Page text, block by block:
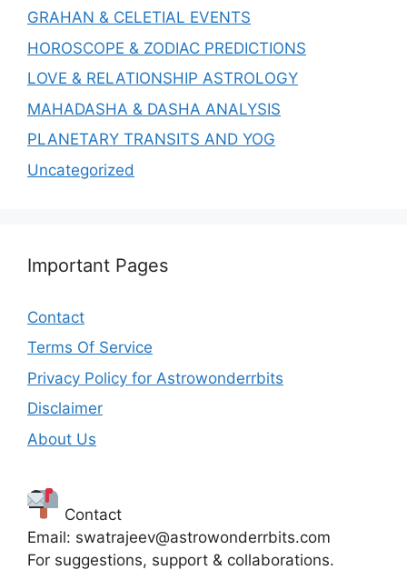
GRAHAN & CELETIAL EVENTS
HOROSCOPE & ZODIAC PREDICTIONS
LOVE & RELATIONSHIP ASTROLOGY
MAHADASHA & DASHA ANALYSIS
PLANETARY TRANSITS AND YOG
Uncategorized
Important Pages
Contact
Terms Of Service
Privacy Policy for Astrowonderrbits
Disclaimer
About Us
Contact
Email: swatrajeev@astrowonderrbits.com
For suggestions, support & collaborations.